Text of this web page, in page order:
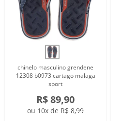
chinelo masculino grendene
12308 b0973 cartago malaga
sport
R$ 89,90
ou 10x de R$ 8,99